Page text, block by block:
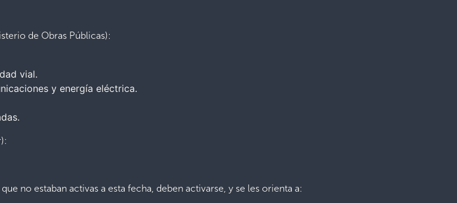
de Obras Públicas):
vial.
y energía eléctrica.
no estaban activas a esta fecha, deben activarse, y se les orienta a: